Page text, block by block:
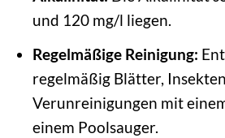
und 120 mg/l liegen.
Regelmäßige Reinigung:
regelmäßig Blätter,
Verunreinigungen mit
einem Poolsauger.